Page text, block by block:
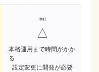
△
本格運用まで時間がかか
る
設定変更に開発が必要